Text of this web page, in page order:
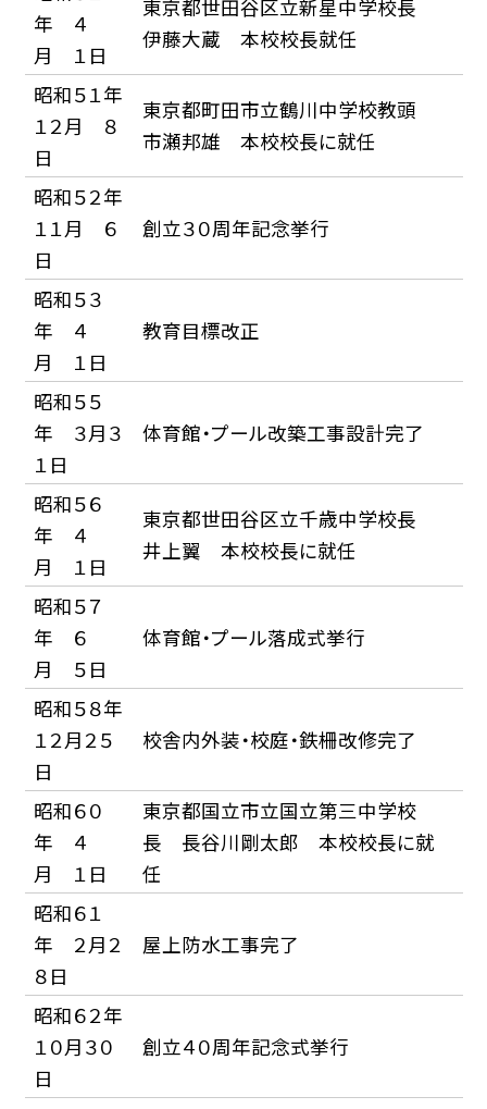
年 ４
月 １日
東京都世田谷区立新星中学校長
伊藤大蔵 本校校長就任
昭和５１年
１２月 ８
日
東京都町田市立鶴川中学校教頭
市瀬邦雄 本校校長に就任
昭和５２年
１１月 ６
日
創立３０周年記念挙行
昭和５３
年 ４
月 １日
教育目標改正
昭和５５
年 ３月３
１日
体育館・プール改築工事設計完了
昭和５６
年 ４
月 １日
東京都世田谷区立千歳中学校長
井上翼 本校校長に就任
昭和５７
年 ６
月 ５日
体育館・プール落成式挙行
昭和５８年
１２月２５
日
校舎内外装・校庭・鉄柵改修完了
昭和６０
年 ４
月 １日
東京都国立市立国立第三中学校
長 長谷川剛太郎 本校校長に就
任
昭和６１
年 ２月２
８日
屋上防水工事完了
昭和６２年
１０月３０
日
創立４０周年記念式挙行